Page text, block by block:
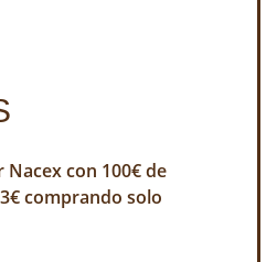
Nacex con 100€ de
comprando solo